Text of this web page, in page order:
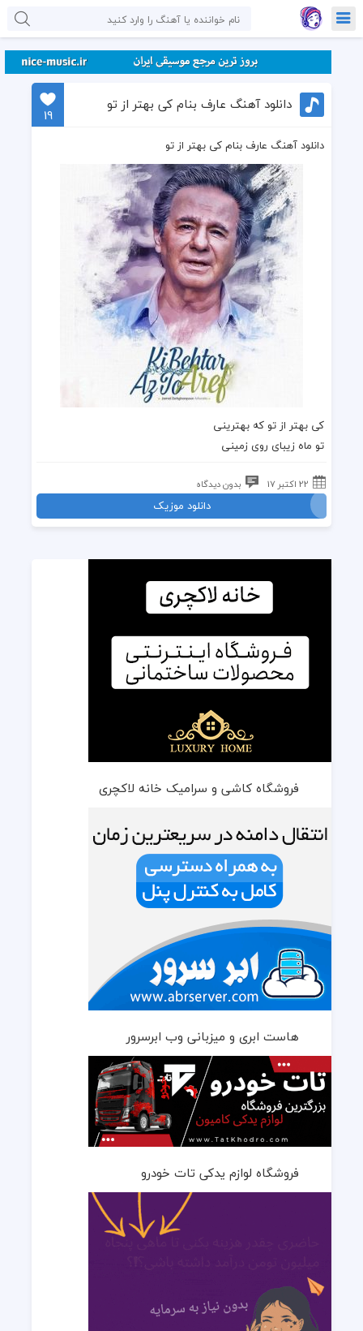
دانلود آهنگ عارف بنام کی بهتر از تو
19
دانلود آهنگ عارف بنام کی بهتر از تو
کی بهتر از تو که بهترینی
تو ماه زیبای روی زمینی
22 اکتبر 17 بدون دیدگاه
دانلود موزیک
فروشگاه کاشی و سرامیک خانه لاکچری
هاست ابری و میزبانی وب ابرسرور
فروشگاه لوازم یدکی تات خودرو